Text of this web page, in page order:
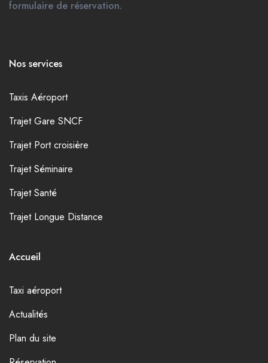
formulaire de réservation.
Nos services
Taxis Aéroport
Trajet Gare SNCF
Trajet Port croisière
Trajet Séminaire
Trajet Santé
Trajet Longue Distance
Accueil
Taxi aéroport
Actualités
Plan du site